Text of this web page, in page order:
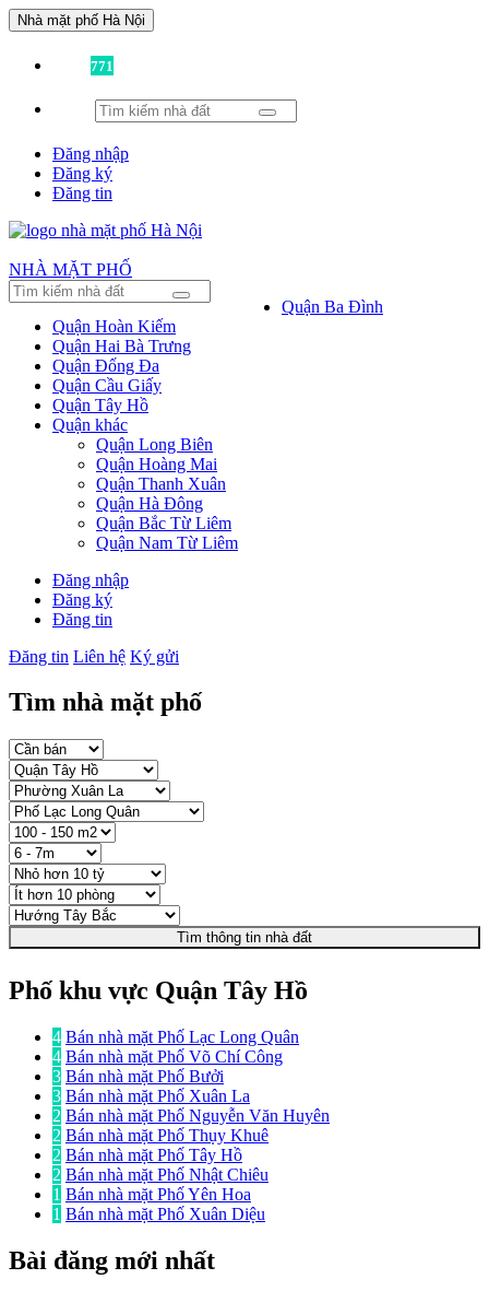
Nhà mặt phố Hà Nội
771
Đăng nhập
Đăng ký
Đăng tin
NHÀ MẶT PHỐ
Quận Ba Đình
Quận Hoàn Kiếm
Quận Hai Bà Trưng
Quận Đống Đa
Quận Cầu Giấy
Quận Tây Hồ
Quận khác
Quận Long Biên
Quận Hoàng Mai
Quận Thanh Xuân
Quận Hà Đông
Quận Bắc Từ Liêm
Quận Nam Từ Liêm
Đăng nhập
Đăng ký
Đăng tin
Đăng tin Liên hệ Ký gửi
Tìm nhà mặt phố
Tìm thông tin nhà đất
Phố khu vực Quận Tây Hồ
4 Bán nhà mặt Phố Lạc Long Quân
4 Bán nhà mặt Phố Võ Chí Công
3 Bán nhà mặt Phố Bưởi
3 Bán nhà mặt Phố Xuân La
2 Bán nhà mặt Phố Nguyễn Văn Huyên
2 Bán nhà mặt Phố Thụy Khuê
2 Bán nhà mặt Phố Tây Hồ
2 Bán nhà mặt Phố Nhật Chiêu
1 Bán nhà mặt Phố Yên Hoa
1 Bán nhà mặt Phố Xuân Diệu
Bài đăng mới nhất